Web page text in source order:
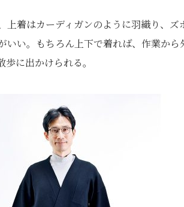
着はカーディガンのように羽織り、ズ
いい。もちろん上下で着れば、作業か
に出かけられる。